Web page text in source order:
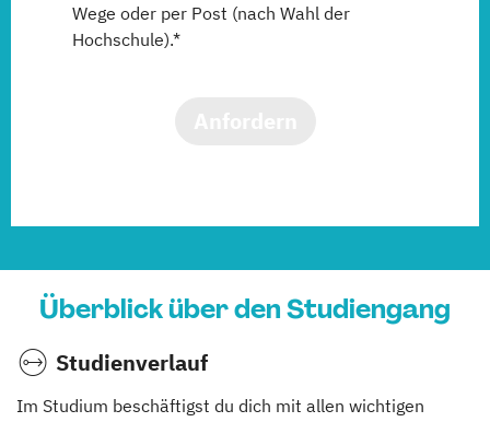
Wege oder per Post (nach Wahl der
Hochschule).*
Überblick über den Studiengang
Studienverlauf
Im Studium beschäftigst du dich mit allen wichtigen